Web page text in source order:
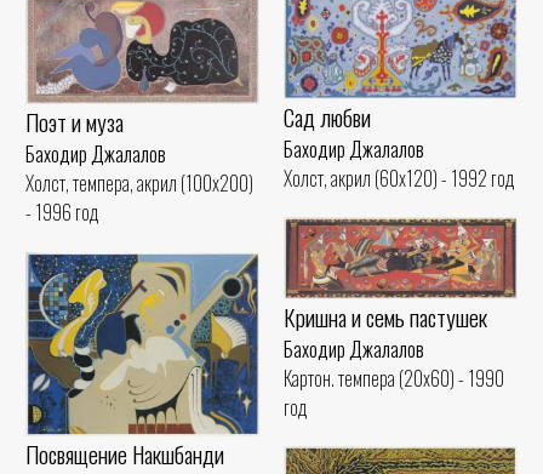
Сад любви
Баходир Джалалов
Холст, акрил (60x120) - 1992 год
Поэт и муза
Баходир Джалалов
Холст, темпера, акрил (100x200)
- 1996 год
Кришна и семь пастушек
Баходир Джалалов
Картон. темпера (20x60) - 1990
год
Посвящение Накшбанди